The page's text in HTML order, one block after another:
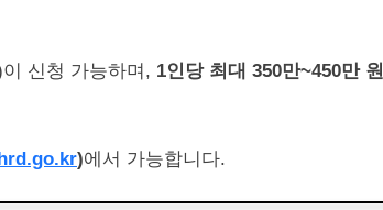
신청 가능하며, 1인당 최대 350만~450만 원
)에서 가능합니다.